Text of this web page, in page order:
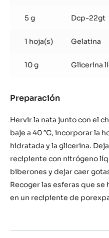
5 g Dcp-22gt
1 hoja(s) Gelatina
10 g Glicerina
Preparación
de
chocolate
Hervir la nata junto con el
baje a 40 °C, incorporar la
hidratada y la glicerina.
recipiente con nitrógeno
biberones y dejar caer
Recoger las esferas que se
en un recipiente de